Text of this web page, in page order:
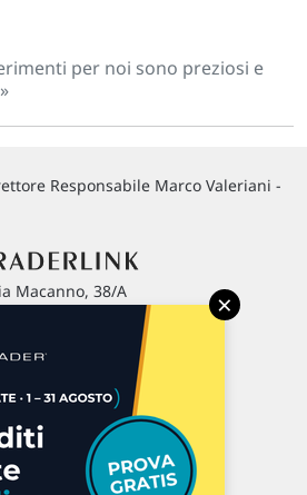
per noi sono preziosi e
Responsabile Marco Valeriani -
Macanno, 38/A
02 452 460 401
Chi siamo
e segnalazioni
Contattaci
×